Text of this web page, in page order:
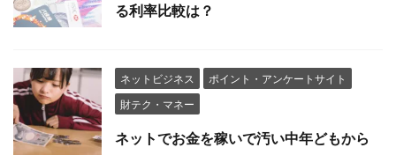
る利率比較は？
ネットビジネス
ポイント・アンケートサイト
財テク・マネー
ネットでお金を稼いで汚い中年どもから